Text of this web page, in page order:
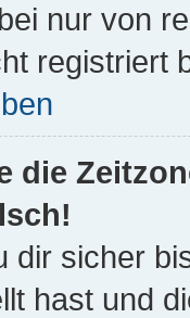
nur von
registriert
die
dir sicher
hast und